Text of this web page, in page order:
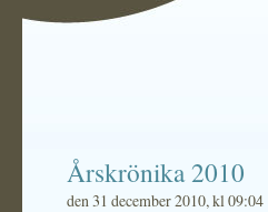
Årskrönika 2010
den 31 december 2010, kl 09:04